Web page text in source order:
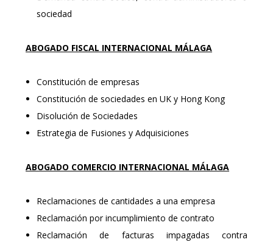
sociedad
ABOGADO FISCAL INTERNACIONAL MÁLAGA
Constitución de empresas
Constitución de sociedades en UK y Hong Kong
Disolución de Sociedades
Estrategia de Fusiones y Adquisiciones
ABOGADO COMERCIO INTERNACIONAL MÁLAGA
Reclamaciones de cantidades a una empresa
Reclamación por incumplimiento de contrato
Reclamación de facturas impagadas contra